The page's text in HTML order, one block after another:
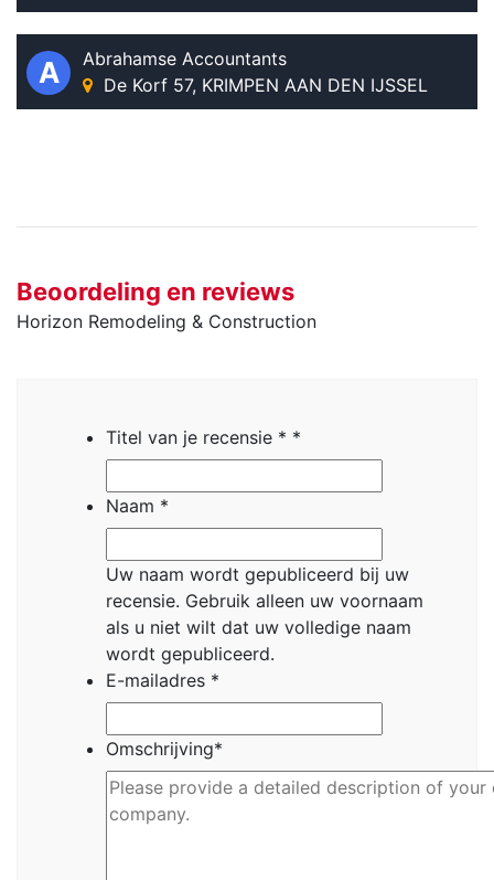
A
Abrahamse Accountants
De Korf 57, KRIMPEN AAN DEN IJSSEL
Beoordeling en reviews
Horizon Remodeling & Construction
Titel van je recensie * *
Naam *
Uw naam wordt gepubliceerd bij uw
recensie. Gebruik alleen uw voornaam
als u niet wilt dat uw volledige naam
wordt gepubliceerd.
E-mailadres *
Omschrijving*